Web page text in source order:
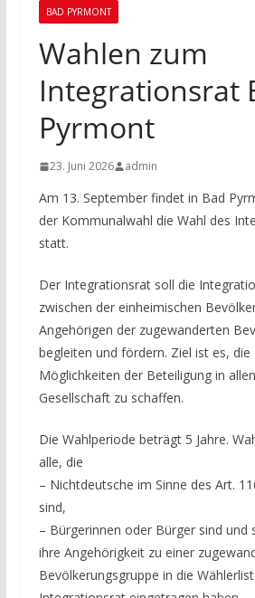
BAD PYRMONT
Wahlen zum
Integrationsrat
Pyrmont
23. Juni 2026 admin
Am 13. September findet in Bad
der Kommunalwahl die Wahl des
statt.
Der Integrationsrat soll die
zwischen der einheimischen
Angehörigen der zugewanderten
begleiten und fördern. Ziel ist es, die
Möglichkeiten der Beteiligung in
Gesellschaft zu schaffen.
Die Wahlperiode beträgt 5 Jahre.
alle, die
– Nichtdeutsche im Sinne des Art.
sind,
– Bürgerinnen oder Bürger sind und
ihre Angehörigkeit zu einer
Bevölkerungsgruppe in die